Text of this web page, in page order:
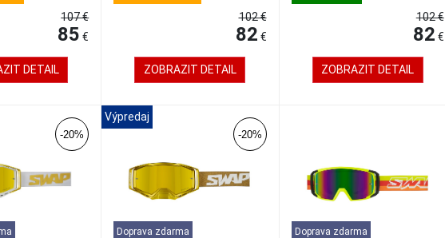
107 €
85 €
DETAIL
102 €
82 €
ZOBRAZIT DETAIL
102 €
82 €
ZOBRAZIT DETAIL
-20%
Výpredaj
-20%
Doprava zdarma Doprava zdarma